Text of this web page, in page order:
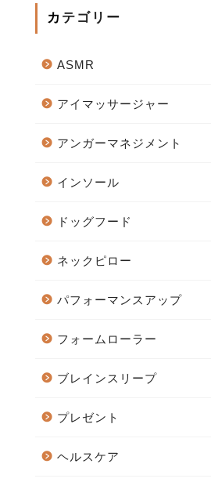
カテゴリー
ASMR
アイマッサージャー
アンガーマネジメント
インソール
ドッグフード
ネックピロー
パフォーマンスアップ
フォームローラー
ブレインスリープ
プレゼント
ヘルスケア